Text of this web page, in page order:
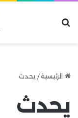
الرئيسية/ يحدث
يحدث